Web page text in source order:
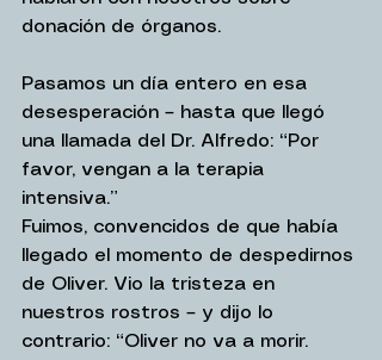
donación de órganos.
Pasamos un día entero en esa
desesperación – hasta que llegó
una llamada del Dr. Alfredo: “Por
favor, vengan a la terapia
intensiva.”
Fuimos, convencidos de que había
llegado el momento de despedirnos
de Oliver. Vio la tristeza en
nuestros rostros – y dijo lo
contrario: “Oliver no va a morir.